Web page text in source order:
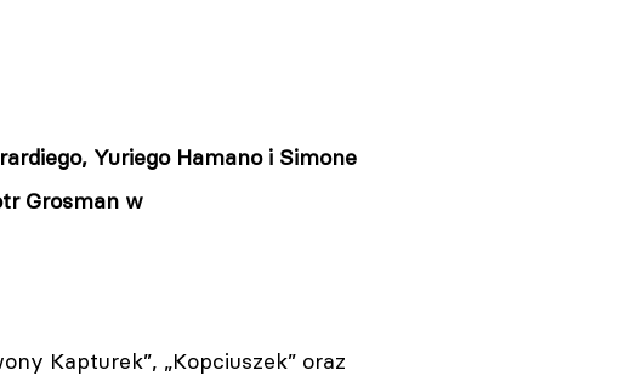
Yuriego Hamano i Simone
Grosman w
Kapturek”, „Kopciuszek” oraz